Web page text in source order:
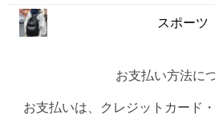
スポーツ
お支払い方法に
お支払いは、クレジットカード